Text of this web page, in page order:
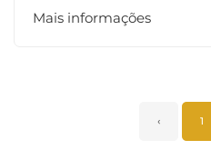
Mais informações
‹ 1